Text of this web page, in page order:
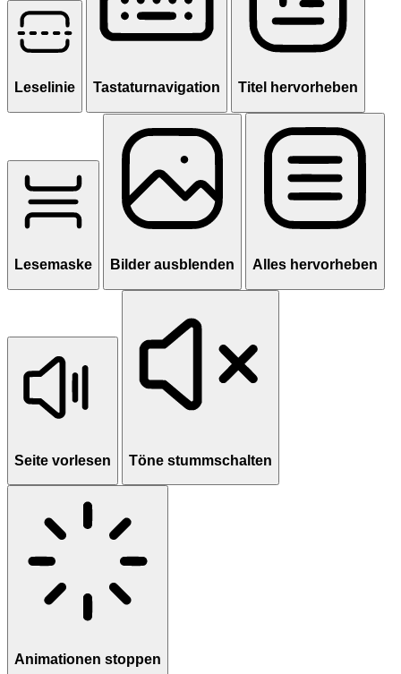
Leselinie Tastaturnavigation Titel hervorheben
Lesemaske Bilder ausblenden Alles hervorheben
Seite vorlesen Töne stummschalten
Animationen stoppen